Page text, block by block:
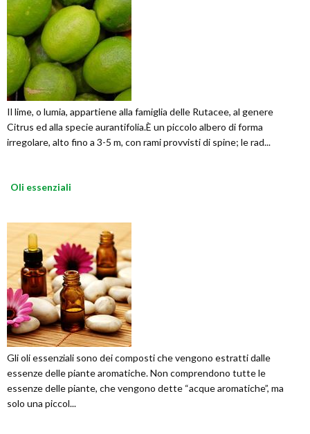
Il lime, o lumia, appartiene alla famiglia delle Rutacee, al genere
Citrus ed alla specie aurantifolia.È un piccolo albero di forma
irregolare, alto fino a 3-5 m, con rami provvisti di spine; le rad...
Oli essenziali
Gli oli essenziali sono dei composti che vengono estratti dalle
essenze delle piante aromatiche. Non comprendono tutte le
essenze delle piante, che vengono dette “acque aromatiche”, ma
solo una piccol...